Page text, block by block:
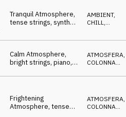
Tranquil Atmosphere,
tense strings, synths,
AMBIENT,
CHILL,
Calm Atmosphere,
bright strings, piano,
ATMOSFERA
COLONNA
Frightening
Atmosphere, tense
ATMOSFERA,
COLONNA